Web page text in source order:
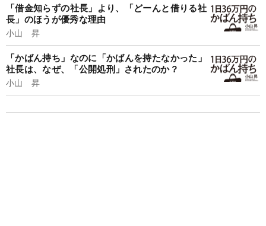
「借金知らずの社長」より、「どーんと借りる社
長」のほうが優秀な理由
小山 昇
「かばん持ち」なのに「かばんを持たなかった」
社長は、なぜ、「公開処刑」されたのか？
小山 昇